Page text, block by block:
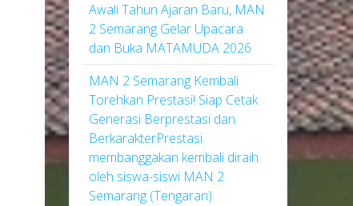
Awali Tahun Ajaran Baru, MAN
2 Semarang Gelar Upacara
dan Buka MATAMUDA 2026
MAN 2 Semarang Kembali
Torehkan Prestasi! Siap Cetak
Generasi Berprestasi dan
BerkarakterPrestasi
membanggakan kembali diraih
oleh siswa-siswi MAN 2
Semarang (Tengaran).